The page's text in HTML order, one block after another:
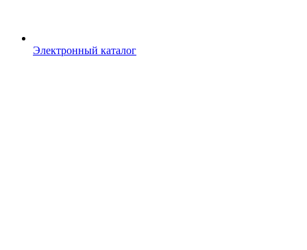
Электронный каталог